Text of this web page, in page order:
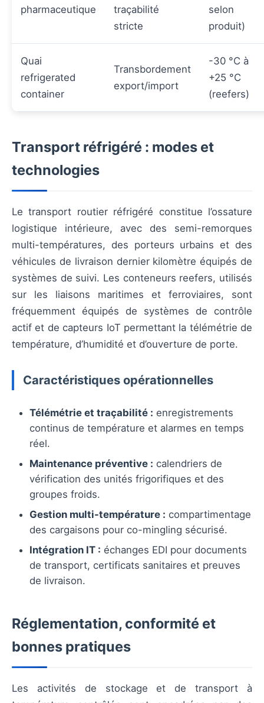
pharmaceutique
traçabilité
stricte
selon
produit)
Quai
refrigerated
container
Transbordement
export/import
-30 °C à
+25 °C
(reefers)
Transport réfrigéré : modes et
technologies
Le transport routier réfrigéré constitue l’ossature
logistique intérieure, avec des semi-remorques
multi-températures, des porteurs urbains et des
véhicules de livraison dernier kilomètre équipés de
systèmes de suivi. Les conteneurs reefers, utilisés
sur les liaisons maritimes et ferroviaires, sont
fréquemment équipés de systèmes de contrôle
actif et de capteurs IoT permettant la télémétrie de
température, d’humidité et d’ouverture de porte.
Caractéristiques opérationnelles
Télémétrie et traçabilité : enregistrements
continus de température et alarmes en temps
réel.
Maintenance préventive : calendriers de
vérification des unités frigorifiques et des
groupes froids.
Gestion multi-température : compartimentage
des cargaisons pour co-mingling sécurisé.
Intégration IT : échanges EDI pour documents
de transport, certificats sanitaires et preuves
de livraison.
Réglementation, conformité et
bonnes pratiques
Les activités de stockage et de transport à